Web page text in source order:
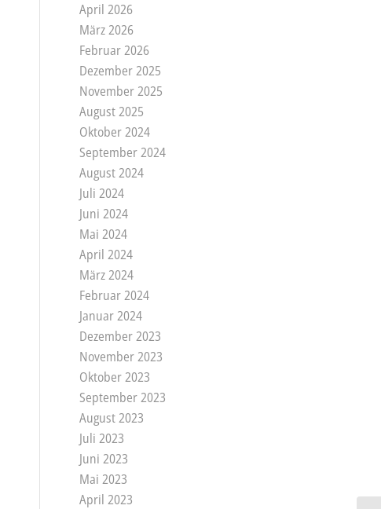
April 2026
März 2026
Februar 2026
Dezember 2025
November 2025
August 2025
Oktober 2024
September 2024
August 2024
Juli 2024
Juni 2024
Mai 2024
April 2024
März 2024
Februar 2024
Januar 2024
Dezember 2023
November 2023
Oktober 2023
September 2023
August 2023
Juli 2023
Juni 2023
Mai 2023
April 2023